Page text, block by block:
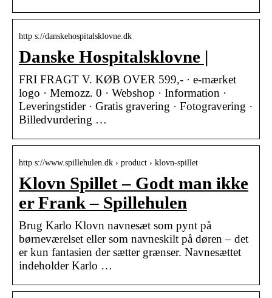
http s://danskehospitalsklovne.dk
Danske Hospitalsklovne |
FRI FRAGT V. KØB OVER 599,- · e-mærket
logo · Memozz. 0 · Webshop · Information ·
Leveringstider · Gratis gravering · Fotogravering ·
Billedvurdering …
http s://www.spillehulen.dk › product › klovn-spillet
Klovn Spillet – Godt man ikke
er Frank – Spillehulen
Brug Karlo Klovn navnesæt som pynt på
børneværelset eller som navneskilt på døren – det
er kun fantasien der sætter grænser. Navnesættet
indeholder Karlo …